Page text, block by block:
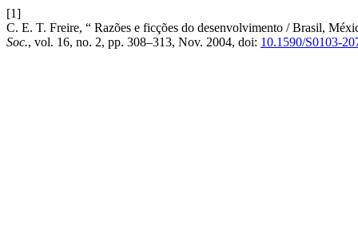
[1]
C. E. T. Freire, “ Razões e ficções do desenvolvimento / Brasil,
Soc., vol. 16, no. 2, pp. 308–313, Nov. 2004, doi: 10.1590/S0103-